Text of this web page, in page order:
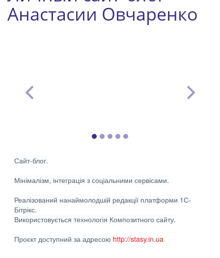
Анастасии Овчаренко
Сайт-блог.
Мінімалізм, інтеграція з соціальними сервісами.
Реалізований нанаймолодшій редакції платформи 1С-
Бітрікс.
Використовується технологія Композитного сайту.
Проєкт доступний за адресою http://stasy.in.ua